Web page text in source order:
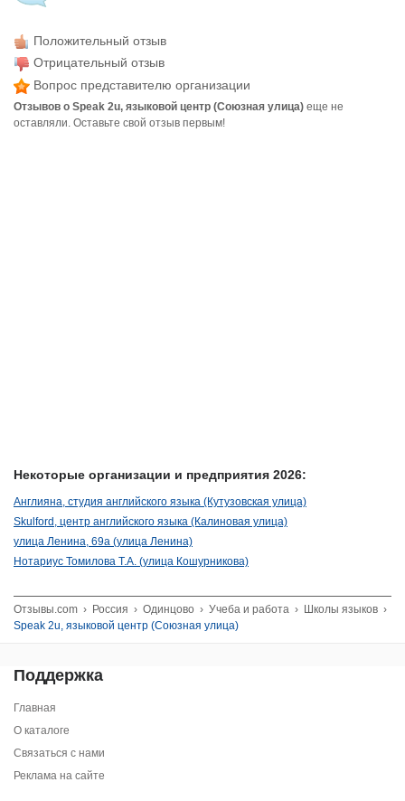
Положительный отзыв
Отрицательный отзыв
Вопрос представителю организации
Отзывов о Speak 2u, языковой центр (Союзная улица) еще не
оставляли. Оставьте свой отзыв первым!
Некоторые организации и предприятия 2026:
Англияна, студия английского языка (Кутузовская улица)
Skulford, центр английского языка (Калиновая улица)
улица Ленина, 69а (улица Ленина)
Нотариус Томилова Т.А. (улица Кошурникова)
Отзывы.com › Россия › Одинцово › Учеба и работа › Школы языков ›
Speak 2u, языковой центр (Союзная улица)
Поддержка
Главная
О каталоге
Связаться с нами
Реклама на сайте